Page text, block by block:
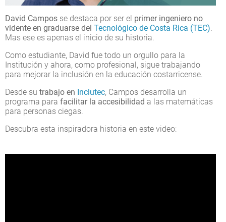
David Campos se destaca por ser el primer ingeniero no
vidente en graduarse del Tecnológico de Costa Rica (TEC).
Mas ese es apenas el inicio de su historia.
Como estudiante, David fue todo un orgullo para la
Institución y ahora, como profesional, sigue trabajando
para mejorar la inclusión en la educación costarricense.
Desde su trabajo en Inclutec, Campos desarrolla un
programa para facilitar la accesibilidad a las matemáticas
para personas ciegas.
Descubra esta inspiradora historia en este video: